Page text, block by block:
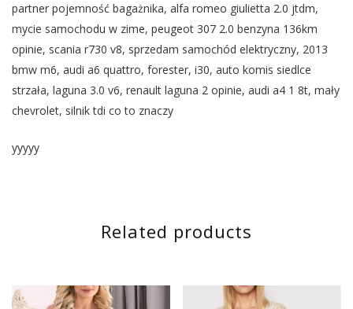
partner pojemność bagażnika, alfa romeo giulietta 2.0 jtdm,
mycie samochodu w zime, peugeot 307 2.0 benzyna 136km
opinie, scania r730 v8, sprzedam samochód elektryczny, 2013
bmw m6, audi a6 quattro, forester, i30, auto komis siedlce
strzała, laguna 3.0 v6, renault laguna 2 opinie, audi a4 1 8t, mały
chevrolet, silnik tdi co to znaczy
yyyyy
Related products